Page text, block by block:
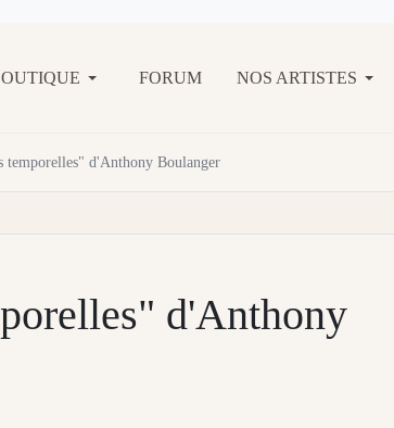
FORUM NOS ARTISTES
temporelles" d'Anthony Boulanger
d'Anthony